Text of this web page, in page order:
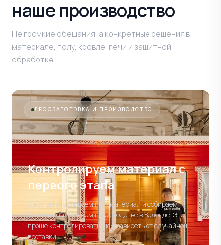
наше производство
Не громкие обещания, а конкретные решения в
материале, полу, кровле, печи и защитной
обработке.
ЛЕСОЗАГОТОВКА И ПРОИЗВОДСТВО
Контролируем материалс
первого этапа
Сами заготавливаем пиломатериал и собираем
бани на собственном производстве в Вологде. Это
проще контролировать, чем зависеть от случайной
поставки.